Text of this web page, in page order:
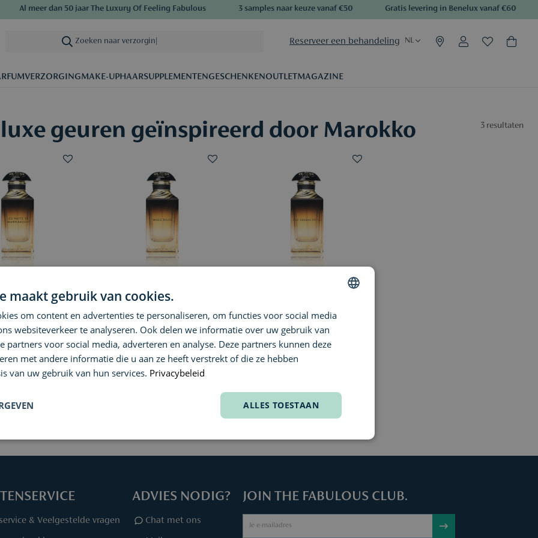
Al meer dan 50 jaar The Luxury Of Feeling Fabulous 3 samples naar keuze vanaf €50 Gratis levering in Benelux vanaf €60
Zoeken naar verzorging Reserveer een behandeling NL
VERZORGINGMAKE-UPHAARSUPPLEMENTENGESCHENKENOUTLETMAGAZINE
luxe geuren geïnspireerd door Marokko 3 resultaten
IMPERIAL
Marrakech Extrait
MARRAKECH IMPERIAL
Magie Rouge Extrait de
Parfum
€ 240,00
MARRAKECH IMPERIAL
Oud Kasbah Royal Extrait de
€ 250,00
& Veelgestelde vragen
ADVIES NODIG?
Chat met ons
JOIN THE FABULOUS CLUB.
DUTCH
ENGLISH
maakt gebruik van cookies.
om content en advertenties te personaliseren, om functies voor social media
websiteverkeer te analyseren. Ook delen we informatie over uw gebruik van
partners voor social media, adverteren en analyse. Deze partners kunnen deze
met andere informatie die u aan ze heeft verstrekt of die ze hebben
van uw gebruik van hun services. Privacybeleid
ALLES TOESTAAN